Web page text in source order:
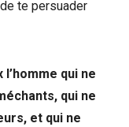
te persuader
l’homme qui ne
qui ne
et qui ne